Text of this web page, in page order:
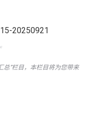
20250921
”栏目，本栏目将为您带来